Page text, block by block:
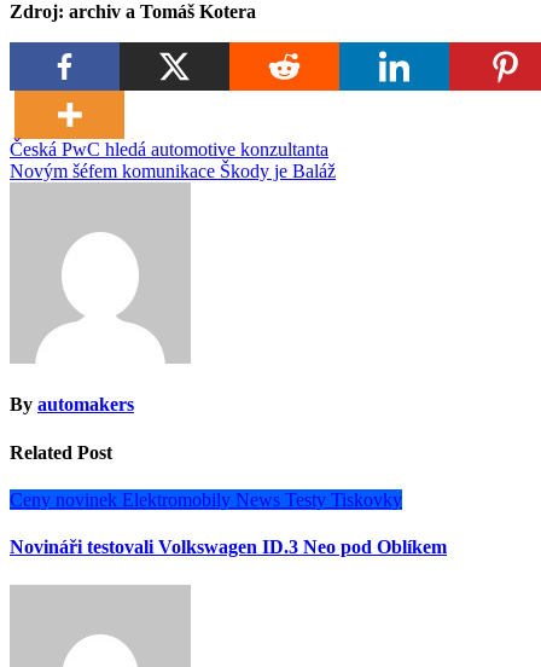
Zdroj: archiv a Tomáš Kotera
Navigace
pro
Česká PwC hledá automotive konzultanta
Novým šéfem komunikace Škody je Baláž
By automakers
Related Post
Ceny novinek Elektromobily News Testy Tiskovky
Novináři testovali Volkswagen ID.3 Neo pod Oblíkem